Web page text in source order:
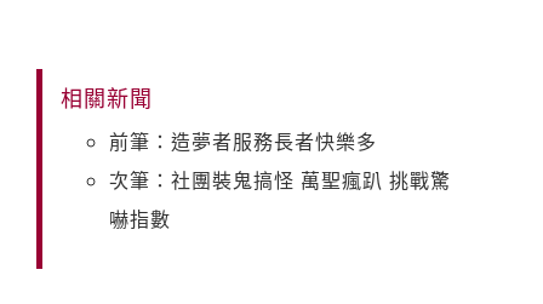
相關新聞
前筆：造夢者服務長者快樂多
次筆：社團裝鬼搞怪 萬聖瘋趴 挑戰驚
嚇指數